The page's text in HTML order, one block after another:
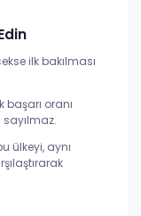
ilk bakılması
oranı
ülkeyi, aynı